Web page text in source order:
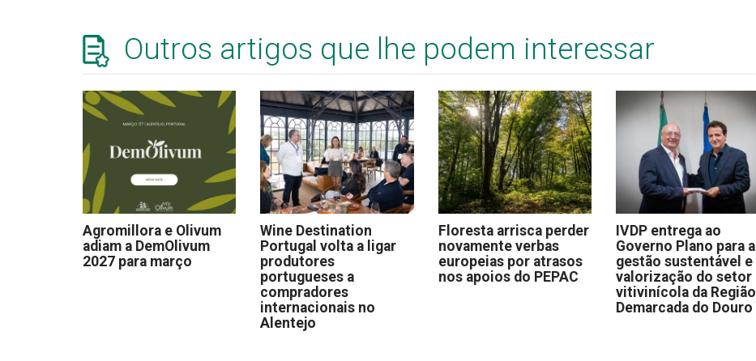
Outros artigos que lhe podem interessar
Agromillora e Olivum
adiam a DemOlivum
2027 para março
Wine Destination
Portugal volta a ligar
produtores
portugueses a
compradores
internacionais no
Alentejo
Floresta arrisca perder
novamente verbas
europeias por atrasos
nos apoios do PEPAC
IVDP entrega ao
Governo Plano para a
gestão sustentável e
valorização do setor
vitivinícola da Região
Demarcada do Douro